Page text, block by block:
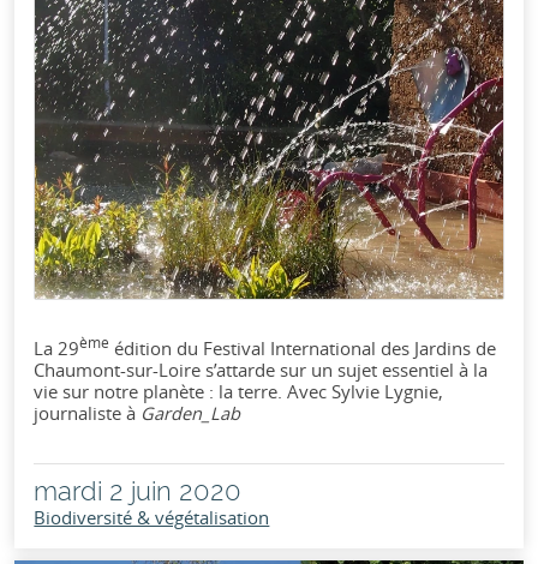
La 29ème édition du Festival International des Jardins de
Chaumont-sur-Loire s’attarde sur un sujet essentiel à la
vie sur notre planète : la terre. Avec Sylvie Lygnie,
journaliste à Garden_Lab
mardi 2 juin 2020
Biodiversité & végétalisation